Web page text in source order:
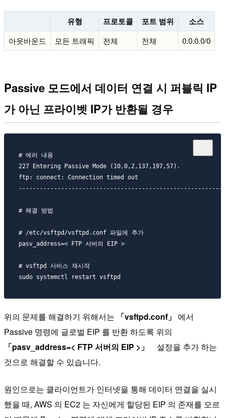
유형 프로토콜 포트 범위 소스
아웃바운드 모든 트래픽 전체 전체 0.0.0.0/0
Passive 모드에서 데이터 연결 시 퍼블릭 IP
가 아닌 프라이벳 IP가 반환될 경우
# 에러 내용
227 Entering Passive Mode (10,0,2,137,197,57).
ftp: connect: Connection timed out
# 해결 방법
# /etc/vsftpd/vsftpd.conf 파일에 추가
pasv_address=< FTP 서버의 EIP >
# vsftpd 서비스 재시작
위의 문제를 해결하기 위해서는 「vsftpd.conf」 에서
Passive 명령에 글로벌 EIP 를 반환 하도록 위의
「pasv_address=< FTP 서버의 EIP >」
설정을 추가 하는
것으로 해결할 수 있습니다.
원인으로는 클라이언트가 인터넷을 통해 데이터 연결을 실시
했을 때, AWS 의 EC2 는 자신에게 할당된 EIP 의 존재를 모르